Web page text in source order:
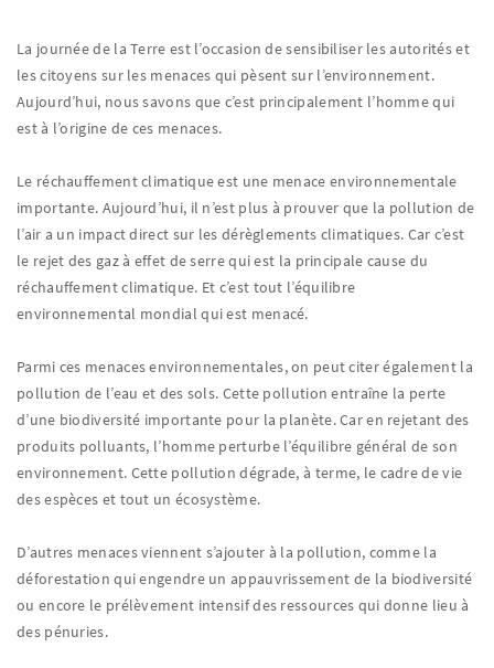
La journée de la Terre est l’occasion de sensibiliser les autorités et
les citoyens sur les menaces qui pèsent sur l’environnement.
Aujourd’hui, nous savons que c’est principalement l’homme qui
est à l’origine de ces menaces.
Le réchauffement climatique est une menace environnementale
importante. Aujourd’hui, il n’est plus à prouver que la pollution de
l’air a un impact direct sur les dérèglements climatiques. Car c’est
le rejet des gaz à effet de serre qui est la principale cause du
réchauffement climatique. Et c’est tout l’équilibre
environnemental mondial qui est menacé.
Parmi ces menaces environnementales, on peut citer également la
pollution de l’eau et des sols. Cette pollution entraîne la perte
d’une biodiversité importante pour la planète. Car en rejetant des
produits polluants, l’homme perturbe l’équilibre général de son
environnement. Cette pollution dégrade, à terme, le cadre de vie
des espèces et tout un écosystème.
D’autres menaces viennent s’ajouter à la pollution, comme la
déforestation qui engendre un appauvrissement de la biodiversité
ou encore le prélèvement intensif des ressources qui donne lieu à
des pénuries.